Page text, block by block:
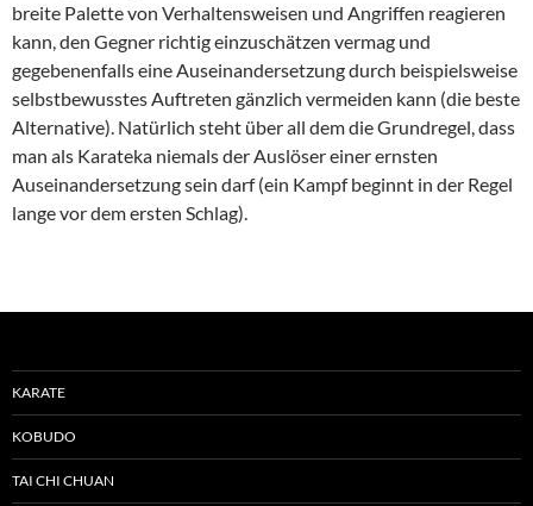
breite Palette von Verhaltensweisen und Angriffen reagieren
kann, den Gegner richtig einzuschätzen vermag und
gegebenenfalls eine Auseinandersetzung durch beispielsweise
selbstbewusstes Auftreten gänzlich vermeiden kann (die beste
Alternative). Natürlich steht über all dem die Grundregel, dass
man als Karateka niemals der Auslöser einer ernsten
Auseinandersetzung sein darf (ein Kampf beginnt in der Regel
lange vor dem ersten Schlag).
KARATE
KOBUDO
TAI CHI CHUAN